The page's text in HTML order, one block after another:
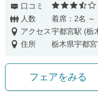
口コミ
人数
着席：2名 ～
アクセス宇都宮駅 (栃
住所
栃木県宇都宮
フェアをみる